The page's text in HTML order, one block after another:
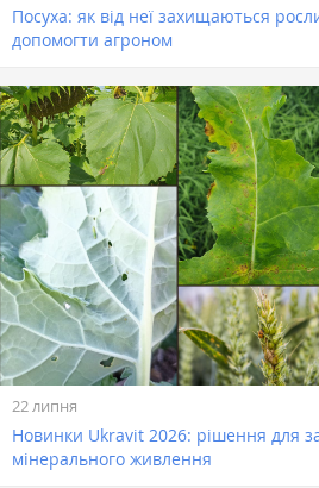
Посуха: як від неї захищаються
допомогти агроном
22 липня
Новинки Ukravit 2026: рішення для
мінерального живлення